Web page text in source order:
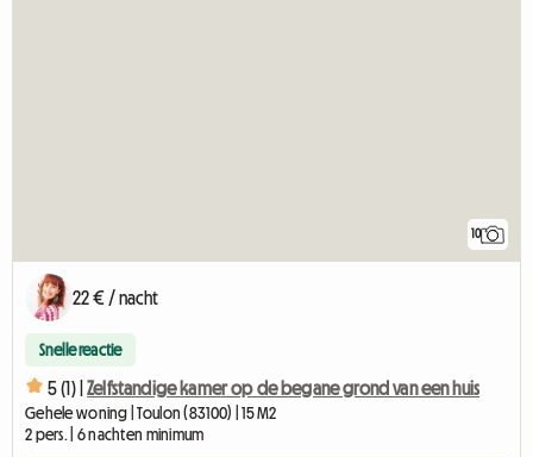
10
22 € / nacht
Snelle reactie
5 (1) | Zelfstandige kamer op de begane grond van een huis
Gehele woning | Toulon (83100) | 15 M2
2 pers. | 6 nachten minimum